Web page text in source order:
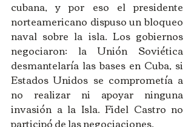
cubana, y por eso el presidente
norteamericano dispuso un bloqueo
naval sobre la isla. Los gobiernos
negociaron: la Unión Soviética
desmantelaría las bases en Cuba, si
Estados Unidos se comprometía a
no realizar ni apoyar ninguna
invasión a la Isla. Fidel Castro no
participó de las negociaciones.